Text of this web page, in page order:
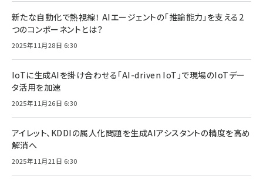
新たな自動化で熱視線！ AIエージェントの「推論能力」を支える2
つのコンポーネントとは？
2025年11月28日 6:30
IoTに生成AIを掛け合わせる「AI-driven IoT」で現場のIoTデー
タ活用を加速
2025年11月26日 6:30
アイレット、KDDIの属人化問題を生成AIアシスタントの精度を高め
解消へ
2025年11月21日 6:30